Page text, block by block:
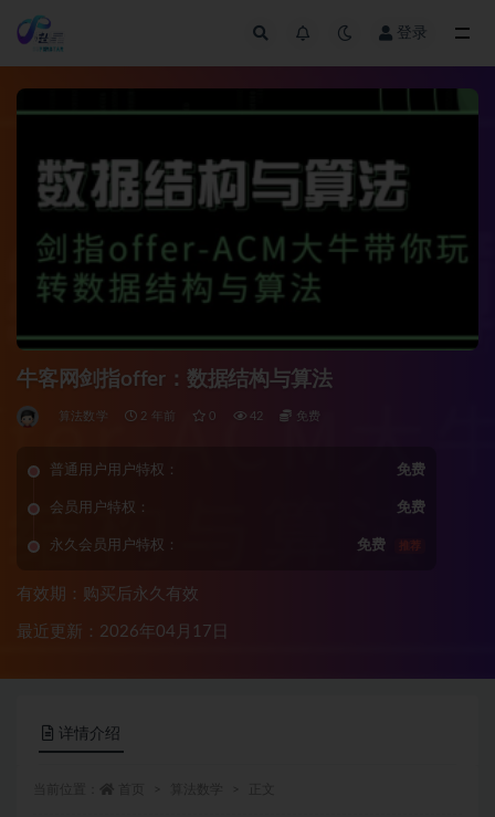
登录
牛客网剑指offer：数据结构与算法
算法数学 2 年前 0 42 免费
普通用户用户特权： 免费
会员用户特权： 免费
永久会员用户特权： 免费 推荐
有效期：购买后永久有效
最近更新：2026年04月17日
详情介绍